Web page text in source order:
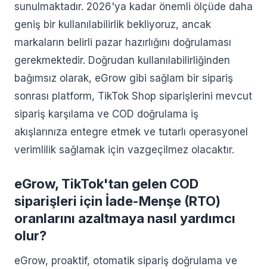
sunulmaktadır. 2026'ya kadar önemli ölçüde daha
geniş bir kullanılabilirlik bekliyoruz, ancak
markaların belirli pazar hazırlığını doğrulaması
gerekmektedir. Doğrudan kullanılabilirliğinden
bağımsız olarak, eGrow gibi sağlam bir sipariş
sonrası platform, TikTok Shop siparişlerini mevcut
sipariş karşılama ve COD doğrulama iş
akışlarınıza entegre etmek ve tutarlı operasyonel
verimlilik sağlamak için vazgeçilmez olacaktır.
eGrow, TikTok'tan gelen COD
siparişleri için İade-Menşe (RTO)
oranlarını azaltmaya nasıl yardımcı
olur?
eGrow, proaktif, otomatik sipariş doğrulama ve